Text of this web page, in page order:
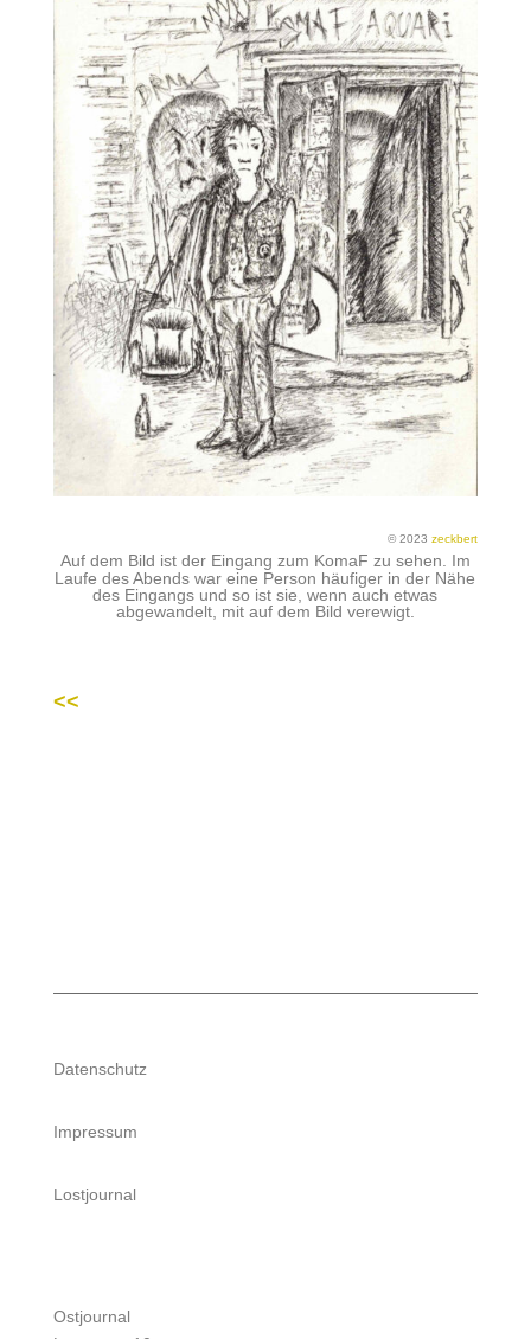
© 2023zeckbert
Auf dem Bild ist der Eingang zum KomaF zu sehen. Im
Laufe des Abends war eine Person häufiger in der Nähe
des Eingangs und so ist sie, wenn auch etwas
abgewandelt, mit auf dem Bild verewigt.
<<
Datenschutz
Impressum
Lostjournal
Ostjournal